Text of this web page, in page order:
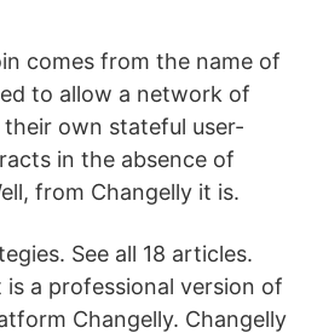
comes from the name of
to allow a network of
own stateful user-
in the absence of
from Changelly it is.
See all 18 articles.
a professional version of
Changelly. Changelly